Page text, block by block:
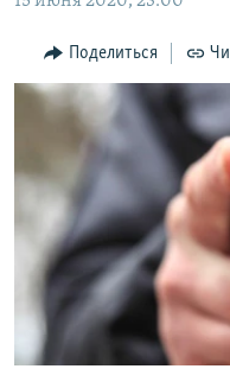
Вернутся
поиску
11 ЛЕТ ОККУПАЦИИ
ЕЩЕ
ИНТЕРАКТИВ
ИНФОГРАФИКА
ТЕЛЕПРОЕКТ
СОВЕТЫ
ПРОПАВШИЕ БЕЗ ВЕСТИ
ПОБЕДИТЕЛЕЙ НЕ СУДЯТ?
КРЫМ.НЕПОКОРЕННЫЙ
ELIFBE
РАДІО СВОБОДА
КАК ОБОЙТИ
Українською
Qırımtatar
ПРИСОЕДИНЯЙТЕСЬ!
Поделиться